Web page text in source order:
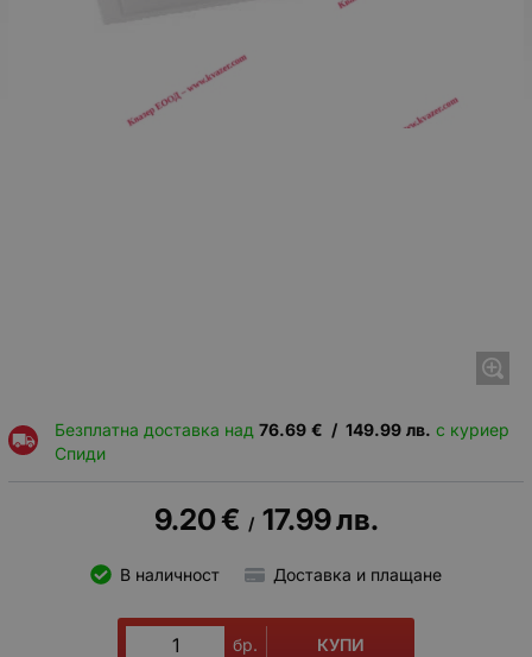
Безплатна доставка над 76.69 € / 149.99 лв. с куриер
Спиди
9.20€ / 17.99лв.
В наличност Доставка и плащане
бр. КУПИ